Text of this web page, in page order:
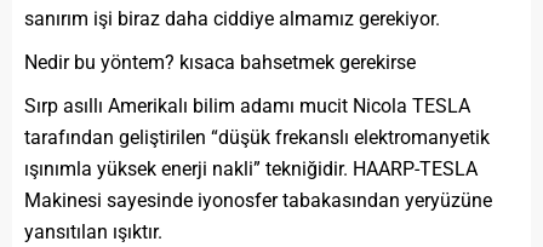
sanırım işi biraz daha ciddiye almamız gerekiyor.
Nedir bu yöntem? kısaca bahsetmek gerekirse
Sırp asıllı Amerikalı bilim adamı mucit Nicola TESLA
tarafından geliştirilen “düşük frekanslı elektromanyetik
ışınımla yüksek enerji nakli” tekniğidir. HAARP-TESLA
Makinesi sayesinde iyonosfer tabakasından yeryüzüne
yansıtılan ışıktır.